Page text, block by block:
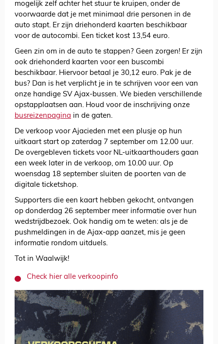
mogelijk zelf achter het stuur te kruipen, onder de
voorwaarde dat je met minimaal drie personen in de
auto stapt. Er zijn driehonderd kaarten beschikbaar
voor de autocombi. Een ticket kost 13,54 euro.
Geen zin om in de auto te stappen? Geen zorgen! Er zijn
ook driehonderd kaarten voor een buscombi
beschikbaar. Hiervoor betaal je 30,12 euro. Pak je de
bus? Dan is het verplicht je in te schrijven voor een van
onze handige SV Ajax-bussen. We bieden verschillende
opstapplaatsen aan. Houd voor de inschrijving onze
busreizenpagina in de gaten.
De verkoop voor Ajacieden met een plusje op hun
uitkaart start op zaterdag 7 september om 12.00 uur.
De overgebleven tickets voor NL-uitkaarthouders gaan
een week later in de verkoop, om 10.00 uur. Op
woensdag 18 september sluiten de poorten van de
digitale ticketshop.
Supporters die een kaart hebben gekocht, ontvangen
op donderdag 26 september meer informatie over hun
wedstrijdbezoek. Ook handig om te weten: als je de
pushmeldingen in de Ajax-app aanzet, mis je geen
informatie rondom uitduels.
Tot in Waalwijk!
Check hier alle verkoopinfo